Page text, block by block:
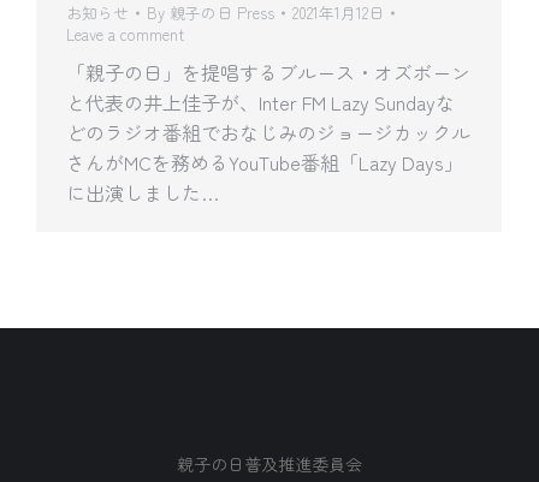
お知らせ By 親子の日 Press
2021年1月12日
Leave a comment
「親子の日」を提唱するブルース・オズボーン
と代表の井上佳子が、Inter FM Lazy Sundayな
どのラジオ番組でおなじみのジョージカックル
さんがMCを務めるYouTube番組「Lazy Days」
に出演しました…
親子の日普及推進委員会